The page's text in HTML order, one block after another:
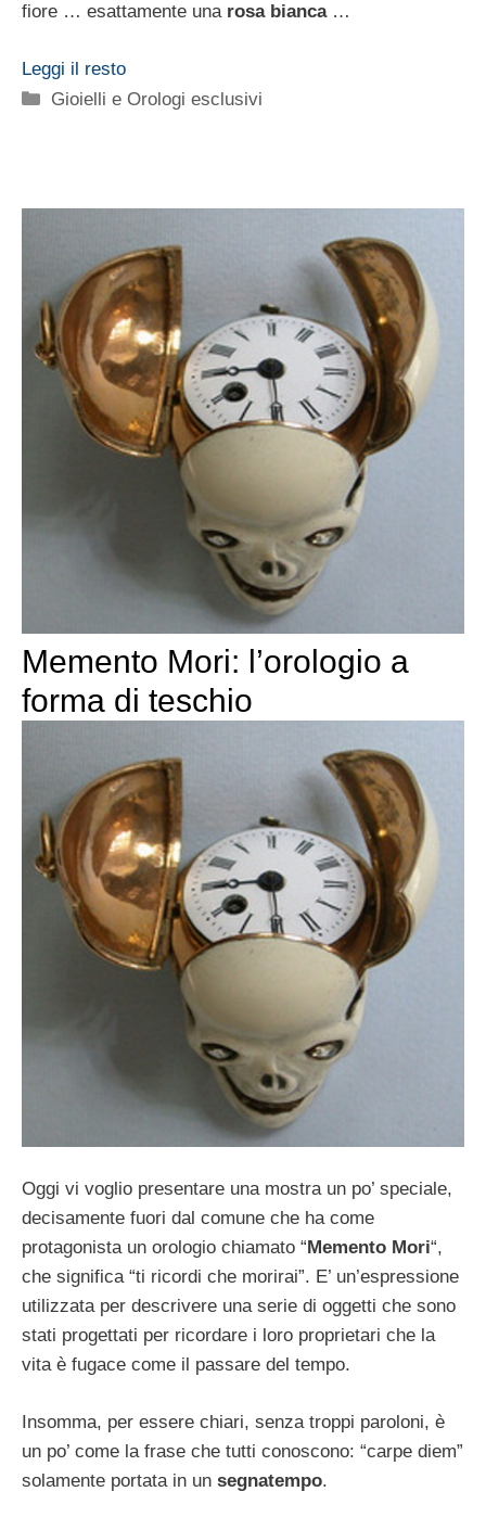
fiore … esattamente una rosa bianca…
Leggi il resto
Categorie
Gioielli e Orologi esclusivi
Memento Mori: l’orologio a
forma di teschio
Oggi vi voglio presentare una mostra un po’ speciale,
decisamente fuori dal comune che ha come
protagonista un orologio chiamato “Memento Mori“,
che significa “ti ricordi che morirai”. E’ un’espressione
utilizzata per descrivere una serie di oggetti che sono
stati progettati per ricordare i loro proprietari che la
vita è fugace come il passare del tempo.
Insomma, per essere chiari, senza troppi paroloni, è
un po’ come la frase che tutti conoscono: “carpe diem”
solamente portata in un segnatempo.